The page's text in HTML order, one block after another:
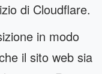
di Cloudflare.
in modo
il sito web sia